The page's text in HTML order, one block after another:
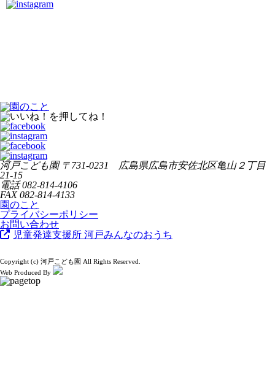
河戸こども園〒731-0231 広島県広島市安佐北区亀山２丁目
21-15
電話082-814-4106
FAX082-814-4133
園のこと
プライバシーポリシー
お問い合わせ
児童発達支援所 河戸みんなのおうち
Copyright (c) 河戸こども園 All Rights Reserved.
Web Produced By